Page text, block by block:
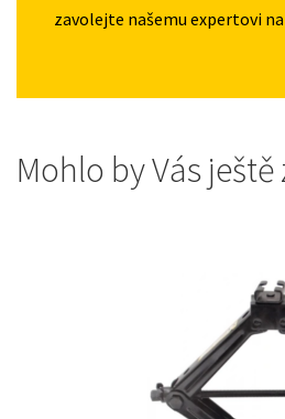
zavolejte našemu expertovi na
Mohlo by Vás